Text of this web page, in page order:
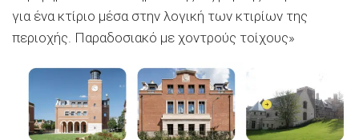
για ένα κτίριο μέσα στην λογική των κτιρίων της
περιοχής. Παραδοσιακό με χοντρούς τοίχους»